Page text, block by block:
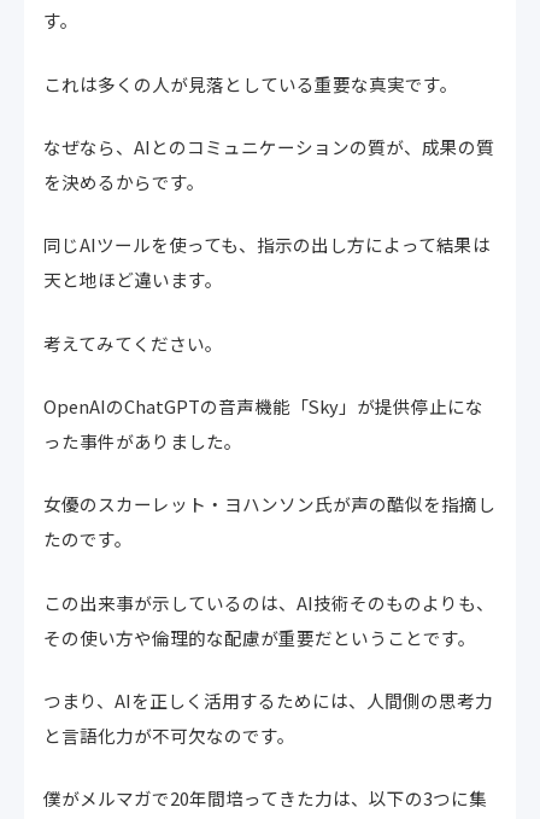
す。
これは多くの人が見落としている重要な真実です。
なぜなら、AIとのコミュニケーションの質が、成果の質
を決めるからです。
同じAIツールを使っても、指示の出し方によって結果は
天と地ほど違います。
考えてみてください。
OpenAIのChatGPTの音声機能「Sky」が提供停止にな
った事件がありました。
女優のスカーレット・ヨハンソン氏が声の酷似を指摘し
たのです。
この出来事が示しているのは、AI技術そのものよりも、
その使い方や倫理的な配慮が重要だということです。
つまり、AIを正しく活用するためには、人間側の思考力
と言語化力が不可欠なのです。
僕がメルマガで20年間培ってきた力は、以下の3つに集